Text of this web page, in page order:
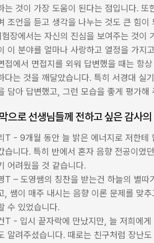
는 것이 가장 도움이 된다는 점입니다.
조언을 듣고 생각을 나누는 것도 큰 힘이
장에서는 자신의 진심을 보여주는 것이
이 분야를 얼마나 사랑하고 열정을 가지
접에서 면접지를 외워 답변했을 때는 항
다는 것을 깨달았습니다. 특히 서경대 실
담아 답변했고, 그런 모습을 좋게 평가해
으로 선생님들께 전하고 싶은 감사
T - 9개월 동안 늘 밝은 에너지로 저한테
습니다. 특히 반에서 혼자 음향 전공이였
어려웠을 것 같습니다.
T – 도영쌤의 칭찬을 받는건 하늘의 별
, 쌤이 매주 내시는 음향 이론 문제를 맞
수 있었습니다.
T - 입시 끝자락에 만났지만, 늘 저희에
알려주셨습니다. 때로는 친구처럼 장난